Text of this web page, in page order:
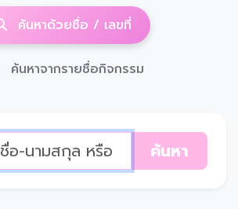
ค้นหาด้วยชื่อ / เลขที่
ค้นหาจากรายชื่อกิจกรรม
ค้นหา